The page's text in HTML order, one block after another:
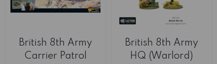
British 8th Army
Carrier Patrol
British 8th Army
HQ (Warlord)